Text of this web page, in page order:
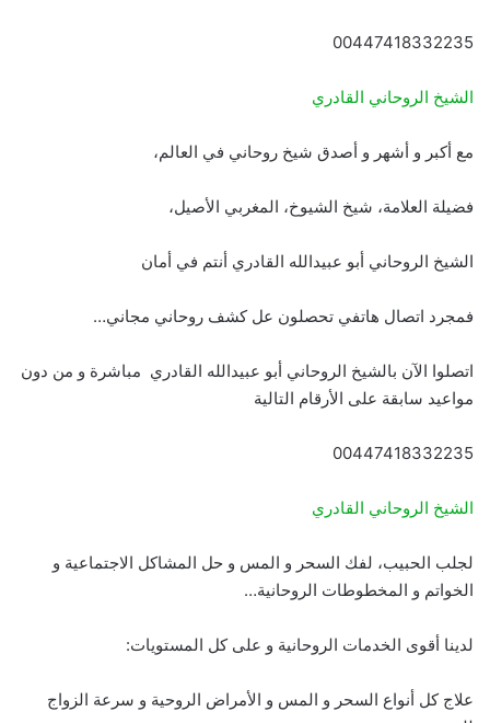
00447418332235
الشيخ الروحاني القادري
مع أكبر و أشهر و أصدق شيخ روحاني في العالم،
فضيلة العلامة، شيخ الشيوخ، المغربي الأصيل،
الشيخ الروحاني أبو عبيدالله القادري أنتم في أمان
فمجرد اتصال هاتفي تحصلون عل كشف روحاني مجاني…
اتصلوا الآن بالشيخ الروحاني أبو عبيدالله القادري مباشرة و من دون
مواعيد سابقة على الأرقام التالية
00447418332235
الشيخ الروحاني القادري
لجلب الحبيب، لفك السحر و المس و حل المشاكل الاجتماعية و
الخواتم و المخطوطات الروحانية…
لدينا أقوى الخدمات الروحانية و على كل المستويات:
علاج كل أنواع السحر و المس و الأمراض الروحية و سرعة الزواج